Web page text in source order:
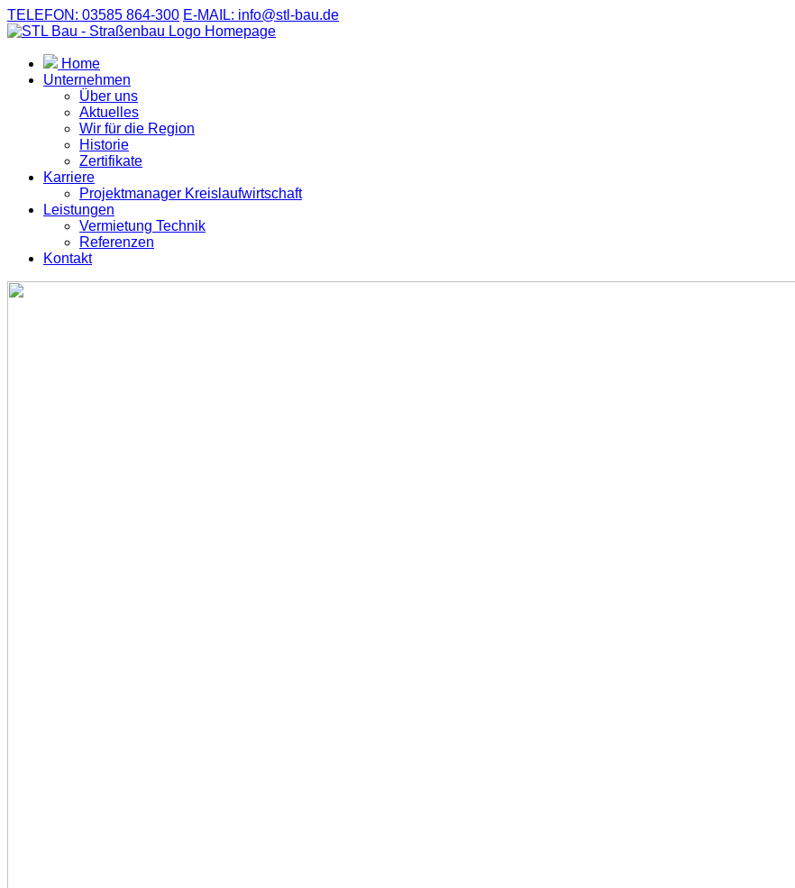
TELEFON: 03585 864-300 E-MAIL: info@stl-bau.de
Home
Unternehmen
Über uns
Aktuelles
Wir für die Region
Historie
Zertifikate
Karriere
Projektmanager Kreislaufwirtschaft
Leistungen
Vermietung Technik
Referenzen
Kontakt